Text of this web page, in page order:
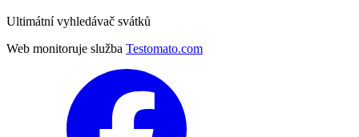
Ultimátní vyhledávač svátků
Web monitoruje služba Testomato.com